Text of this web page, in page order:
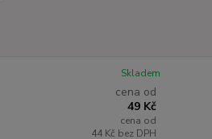
cena od
49 Kč
cena od
44 Kč bez DPH
Skladem